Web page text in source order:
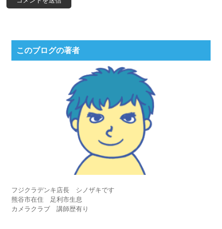
このブログの著者
フジクラデンキ店長 シノザキです
熊谷市在住 足利市生息
カメラクラブ 講師歴有り